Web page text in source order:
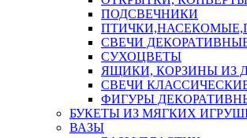
ПОДСВЕЧНИКИ
СВЕЧИ
СУХОЦВЕТЫ
ЯЩИКИ, КОРЗИНЫ ИЗ
СВЕЧИ
ФИГУРЫ
БУКЕТЫ ИЗ МЯГКИХ
ВАЗЫ